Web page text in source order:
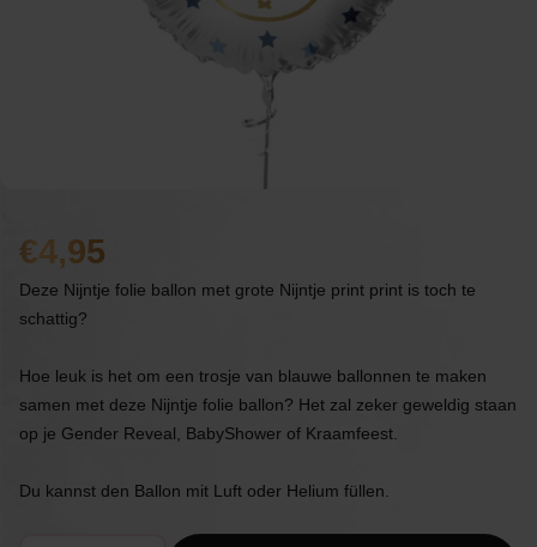
4,95
Deze Nijntje folie ballon met grote Nijntje print print is toch te
schattig?
Hoe leuk is het om een trosje van blauwe ballonnen te maken
samen met deze Nijntje folie ballon? Het zal zeker geweldig staan
op je Gender Reveal, BabyShower of Kraamfeest.
Du kannst den Ballon mit Luft oder Helium füllen.